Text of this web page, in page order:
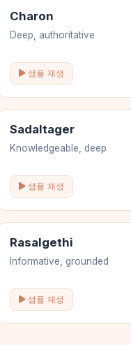
Charon
Deep, authoritative
샘플 재생
Sadaltager
Knowledgeable, deep
샘플 재생
Rasalgethi
Informative, grounded
샘플 재생